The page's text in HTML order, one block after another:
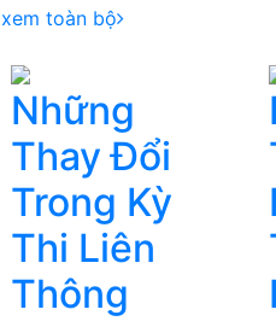
xem toàn bộ
Những
Thay Đổi
Trong Kỳ
Thi Liên
Thông